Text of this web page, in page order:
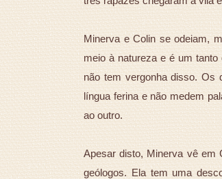
Minerva e Colin se odeiam,
meio à natureza e é um
não tem vergonha disso. Os
língua ferina e não medem
ao outro.
Apesar disto, Minerva vê em
geólogos. Ela tem uma